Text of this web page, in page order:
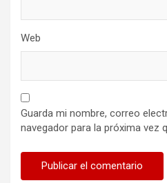
Web
Guarda mi nombre, correo
navegador para la próxima vez